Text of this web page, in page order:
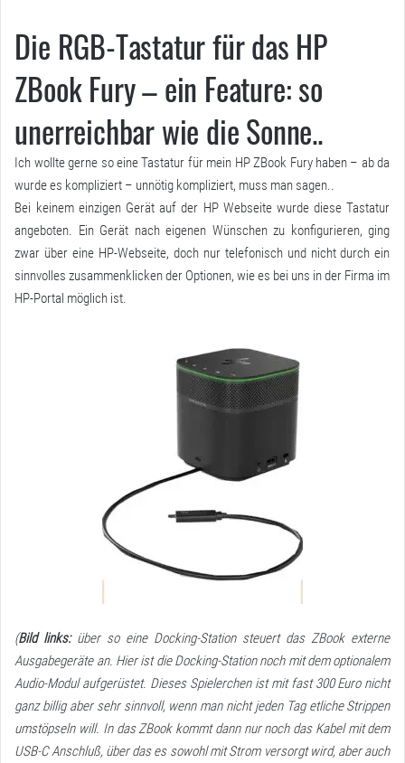
Die RGB-Tastatur für das HP
ZBook Fury – ein Feature: so
unerreichbar wie die Sonne..
Ich wollte gerne so eine Tastatur für mein HP ZBook Fury haben – ab da
wurde es kompliziert – unnötig kompliziert, muss man sagen..
Bei keinem einzigen Gerät auf der HP Webseite wurde diese Tastatur
angeboten. Ein Gerät nach eigenen Wünschen zu konfigurieren, ging
zwar über eine HP-Webseite, doch nur telefonisch und nicht durch ein
sinnvolles zusammenklicken der Optionen, wie es bei uns in der Firma im
HP-Portal möglich ist.
(Bild links:über so eine Docking-Station steuert das ZBook externe
Ausgabegeräte an. Hier ist die Docking-Station noch mit dem optionalem
Audio-Modul aufgerüstet. Dieses Spielerchen ist mit fast 300 Euro nicht
ganz billig aber sehr sinnvoll, wenn man nicht jeden Tag etliche Strippen
umstöpseln will. In das ZBook kommt dann nur noch das Kabel mit dem
USB-C Anschluß, über das es sowohl mit Strom versorgt wird, aber auch